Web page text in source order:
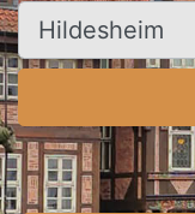
Ort, Stadt